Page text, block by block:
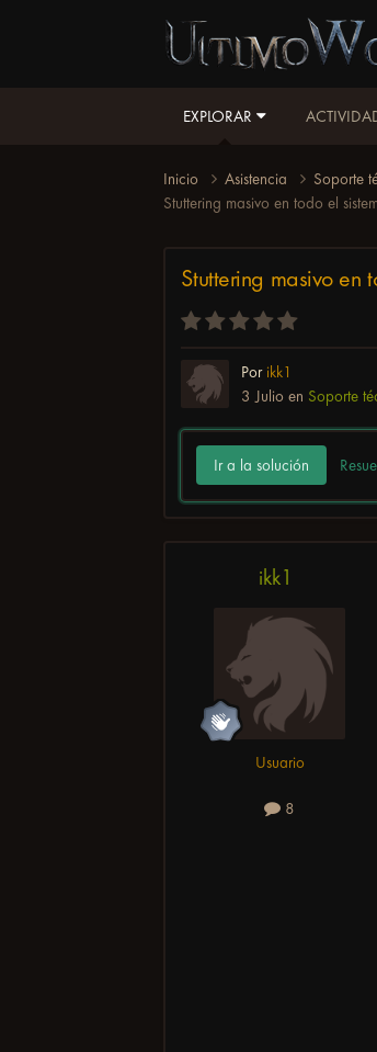
EXPLORAR
Inicio Asistencia
Soporte
Stuttering masivo en todo el
Stuttering masivo
Por ikk1
3 Julio en Soporte
Ir a la solución
ikk1
Usuario
8